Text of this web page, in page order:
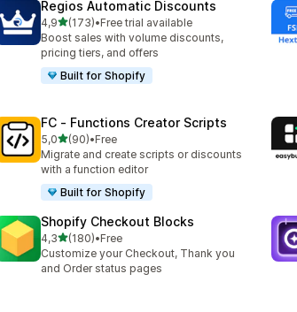
Regios Automatic Discounts
4,9de 5 estrelas
(173)
173 total de avaliações
•Free trial available
Boost sales with volume discounts,
pricing tiers, and offers
Built for Shopify
FC ‑ Functions Creator Scripts
5,0de 5 estrelas
(90)
90 total de avaliações
•Free
Migrate and create scripts or discounts
with a function editor
Built for Shopify
Shopify Checkout Blocks
4,3de 5 estrelas
(180)
180 total de avaliações
•Free
Customize your Checkout, Thank you
and Order status pages